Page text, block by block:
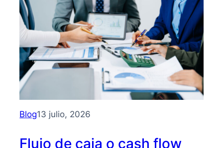
hacer
crecer
tu
PYME
sin
depender
inversionistas
Blog13 julio, 2026
Flujo de caja o cash flow